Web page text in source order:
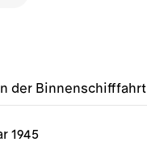
der Binnenschifffahrt
1945